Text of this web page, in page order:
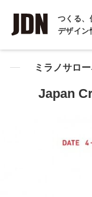
つくる、
デザイン
インタビュー
REPORT
ミラノサロ
Japan